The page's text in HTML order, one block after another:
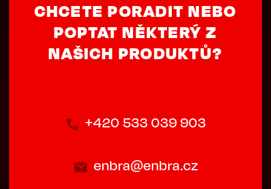
CHCETE PORADIT NEBO
POPTAT NĚKTERÝ Z
NAŠICH PRODUKTŮ?
+420 533 039 903
enbra@enbra.cz